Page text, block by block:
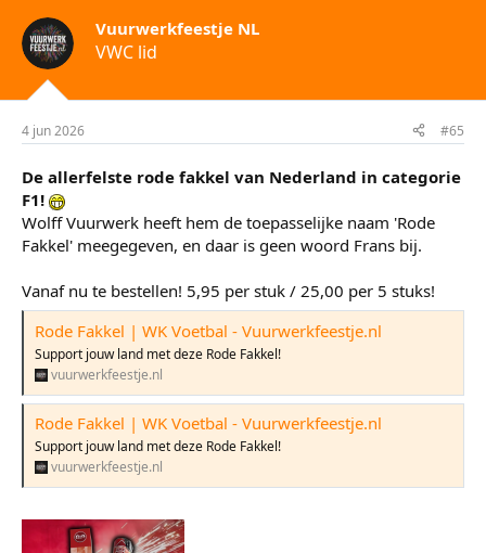
d
e
r
i
n
e
n
Vuurwerkfeestje NL
VWC lid
4 jun 2026 #65
De allerfelste rode fakkel van Nederland in categorie
F1!
Wolff Vuurwerk heeft hem de toepasselijke naam 'Rode
Fakkel' meegegeven, en daar is geen woord Frans bij.
Vanaf nu te bestellen! 5,95 per stuk / 25,00 per 5 stuks!
Rode Fakkel | WK Voetbal - Vuurwerkfeestje.nl
Support jouw land met deze Rode Fakkel!
vuurwerkfeestje.nl
Rode Fakkel | WK Voetbal - Vuurwerkfeestje.nl
Support jouw land met deze Rode Fakkel!
vuurwerkfeestje.nl